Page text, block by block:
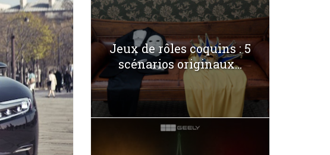
Jeux de rôles coquins : 5
scénarios originaux...